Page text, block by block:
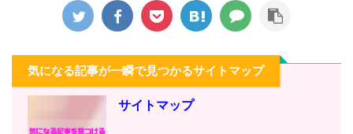
気になる記事が一瞬で見つかるサイトマップ
サイトマップ